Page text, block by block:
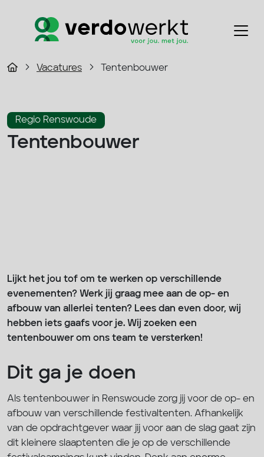
Vacatures Tentenbouwer
Regio Renswoude
Tentenbouwer
Lijkt het jou tof om te werken op verschillende
evenementen? Werk jij graag mee aan de op- en
afbouw van allerlei tenten? Lees dan even door, wij
hebben iets gaafs voor je. Wij zoeken een
tentenbouwer om ons team te versterken!
Dit ga je doen
Als tentenbouwer in Renswoude zorg jij voor de op- en
afbouw van verschillende festivaltenten. Afhankelijk
van de opdrachtgever waar jij voor aan de slag gaat zijn
dit kleinere slaaptenten die je op de verschillende